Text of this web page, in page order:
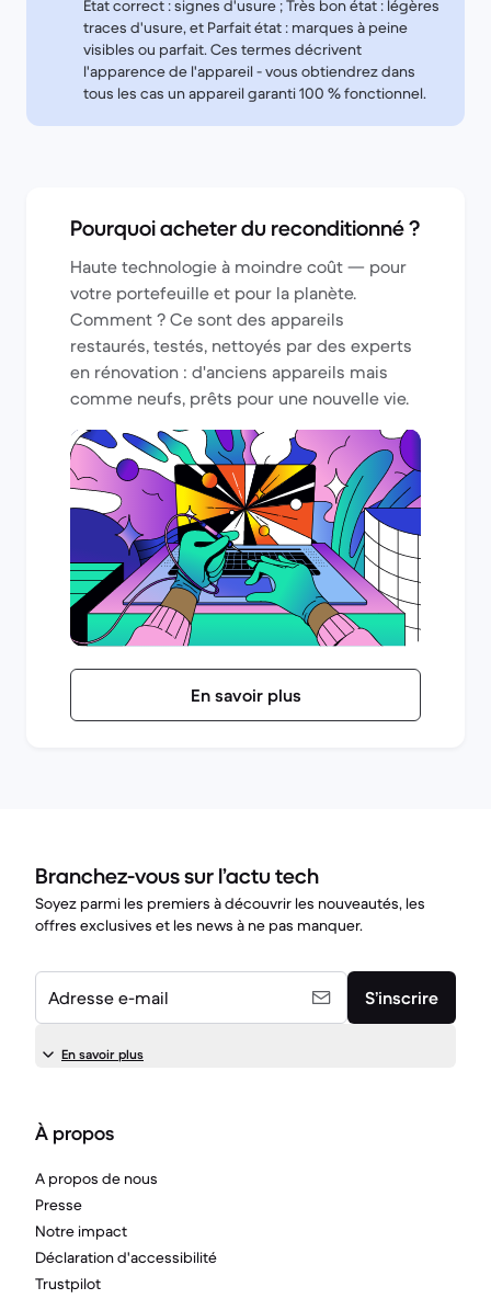
État correct : signes d'usure ; Très bon état : légères
traces d'usure, et Parfait état : marques à peine
visibles ou parfait. Ces termes décrivent
l'apparence de l'appareil - vous obtiendrez dans
tous les cas un appareil garanti 100 % fonctionnel.
Pourquoi acheter du reconditionné ?
Haute technologie à moindre coût — pour
votre portefeuille et pour la planète.
Comment ? Ce sont des appareils
restaurés, testés, nettoyés par des experts
en rénovation : d'anciens appareils mais
comme neufs, prêts pour une nouvelle vie.
En savoir plus
Branchez-vous sur l’actu tech
Soyez parmi les premiers à découvrir les nouveautés, les
offres exclusives et les news à ne pas manquer.
Adresse e-mail S’inscrire
En savoir plus
À propos
A propos de nous
Presse
Notre impact
Déclaration d'accessibilité
Trustpilot